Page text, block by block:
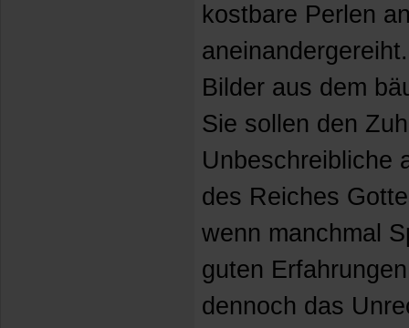
kostbare Perlen
Bilder aus dem
Sie sollen den
Unbeschreibliche
des Reiches
wenn manchmal
guten
dennoch das